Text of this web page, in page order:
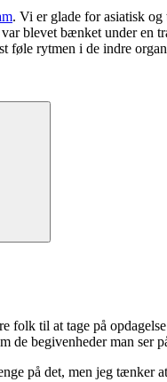
. Vi er glade for asiatisk
blevet bænket under
rytmen i de indre
folk til at tage på
begivenheder man ser
på det, men jeg tænker